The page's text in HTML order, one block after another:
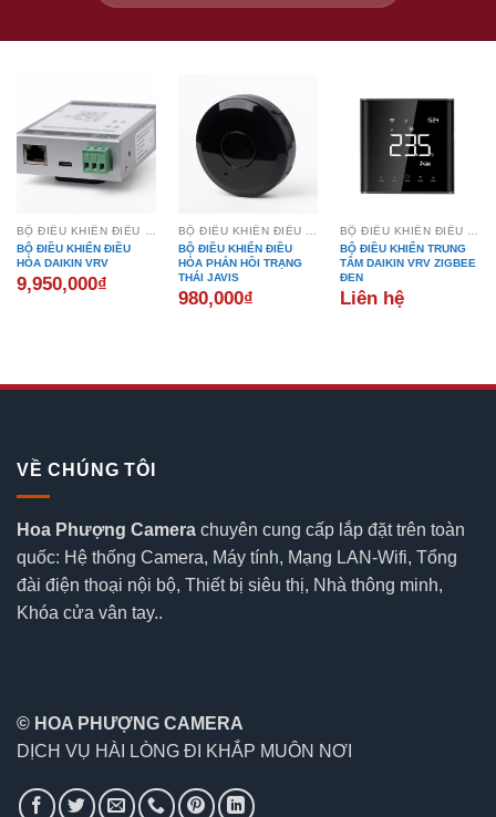
BỘ ĐIỀU KHIỂN ĐIỀU HÒA PHẢN HỒI TRẠNG THÁI
BỘ ĐIỀU KHIỂN ĐIỀU
HÒA DAIKIN VRV
9,950,000₫
BỘ ĐIỀU KHIỂN ĐIỀU HÒA PHẢN HỒI TRẠNG THÁI
BỘ ĐIỀU KHIỂN ĐIỀU
HÒA PHẢN HỒI TRẠNG
THÁI JAVIS
980,000₫
BỘ ĐIỀU KHIỂN ĐIỀU HÒA PHẢN HỒI TRẠNG THÁI
BỘ ĐIỀU KHIỂN TRUNG
TÂM DAIKIN VRV ZIGBEE
ĐEN
Liên hệ
VỀ CHÚNG TÔI
Hoa Phượng Camera chuyên cung cấp lắp đặt trên toàn
quốc: Hệ thống Camera, Máy tính, Mạng LAN-Wifi, Tổng
đài điện thoại nội bộ, Thiết bị siêu thị, Nhà thông minh,
Khóa cửa vân tay..
© HOA PHƯỢNG CAMERA
DỊCH VỤ HÀI LÒNG ĐI KHẮP MUÔN NƠI